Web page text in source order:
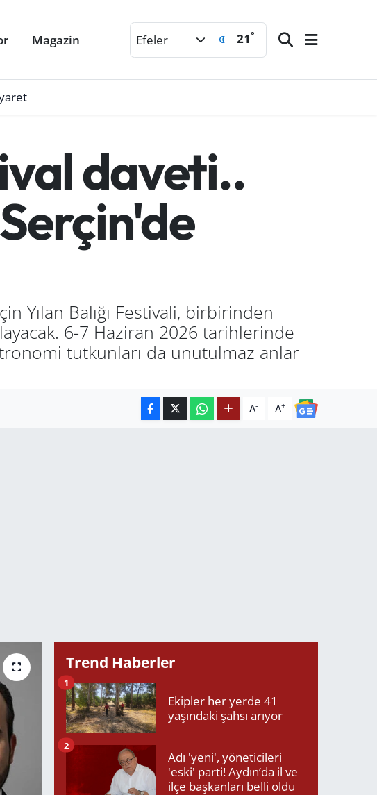
Magazin Efeler 21°
daveti..
Yılan Balığı Festivali, birbirinden
6-7 Haziran 2026 tarihlerinde
tutkunları da unutulmaz anlar
A- A+
Trend Haberler
Ekipler her yerde 41
yaşındaki şahsı arıyor
1
Adı 'yeni', yöneticileri
'eski' parti! Aydın’da il ve
ilçe başkanları belli oldu
2